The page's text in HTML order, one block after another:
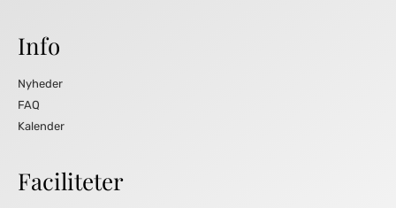
Info
Nyheder
FAQ
Kalender
Faciliteter